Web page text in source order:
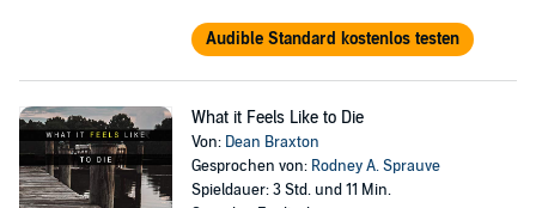
Audible Standard kostenlos testen
What it Feels Like to Die
Von: Dean Braxton
Gesprochen von: Rodney A. Sprauve
Spieldauer: 3 Std. und 11 Min.